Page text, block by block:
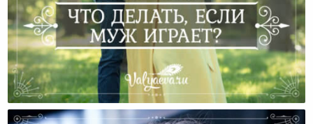
Что Делать, Если Муж Играет?